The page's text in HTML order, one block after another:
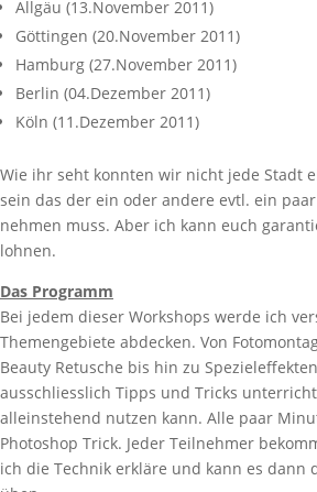
Allgäu (13.November 2011)
Göttingen (20.November 2011)
Hamburg (27.November 2011)
Berlin (04.Dezember 2011)
Köln (11.Dezember 2011)
Wie ihr seht konnten wir nicht jede Stadt
sein das der ein oder andere evtl. ein
nehmen muss. Aber ich kann euch
lohnen.
Das Programm
Bei jedem dieser Workshops werde ich
Themengebiete abdecken. Von
Beauty Retusche bis hin zu
ausschliesslich Tipps und Tricks
alleinstehend nutzen kann. Alle paar
Photoshop Trick. Jeder Teilnehmer
ich die Technik erkläre und kann es dann